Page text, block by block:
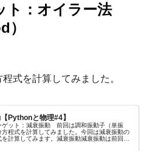
ト：オイラー法
）
式を計算してみました。
Pythonと物理#4】
ゲット：減衰振動 前回は調和振動子（単振
方程式を計算してみました。今回は減衰振動の
計算してみます。減衰振動減衰振動は前回の